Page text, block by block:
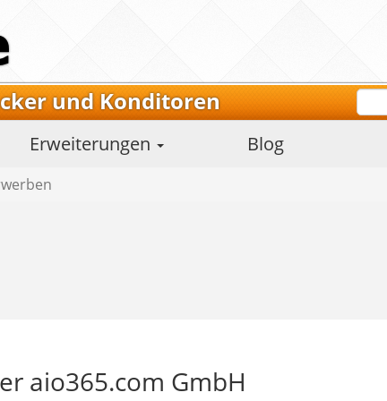
und Konditoren
Erweiterungen Blog
aio365.com GmbH